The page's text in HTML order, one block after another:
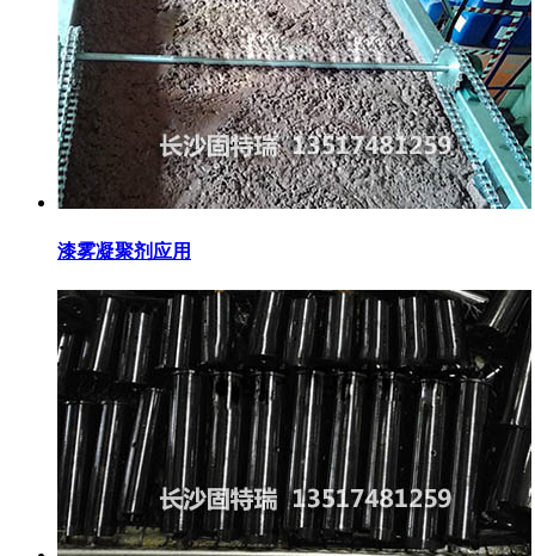
漆雾凝聚剂应用